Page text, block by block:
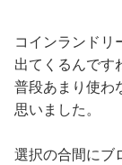
コインランドリ
出てくるんです
普段あまり使わ
思いました。
選択の合間にブ